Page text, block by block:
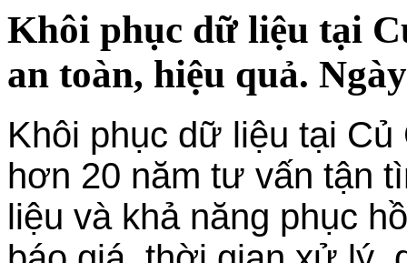
Khôi phục dữ liệu tại
an toàn, hiệu quả.
Khôi phục dữ liệu tại
hơn 20 năm tư vấn tận
liệu và khả năng phục